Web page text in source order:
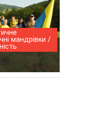
мандрівки /